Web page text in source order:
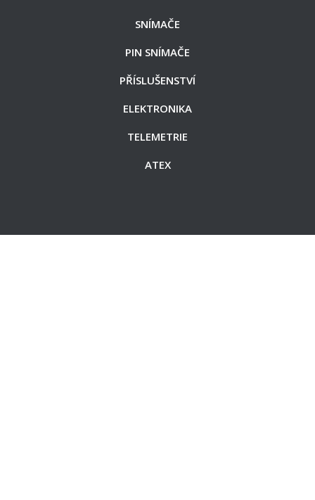
SNÍMAČE
PIN SNÍMAČE
PŘÍSLUŠENSTVÍ
ELEKTRONIKA
TELEMETRIE
ATEX